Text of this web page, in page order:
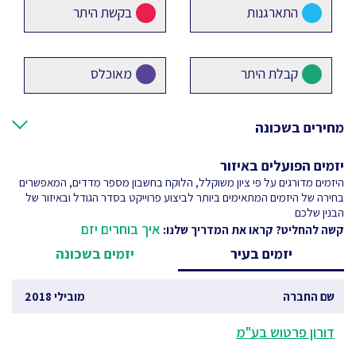
התארגנות בקשת היתר
קבלת היתר מאוכלס
מחירים בשכונה
יזמים הפועלים באיזור
היזמים מדורגים על פי ציון משוקלל, הלוקח בחשבון מספר מדדים, המאפשרים
בחירה של היזמים המתאימים ביותר לביצוע פרוייקט בסדר הגודל ובאיזור של
הבנין שלכם
קשה להחליט? קראו את המדריך שלנו: איך בוחרים יזם
יזמים בעיר
יזמים בשכונה
שם החברה מובילי 2018
דורון פרטוש בע"מ